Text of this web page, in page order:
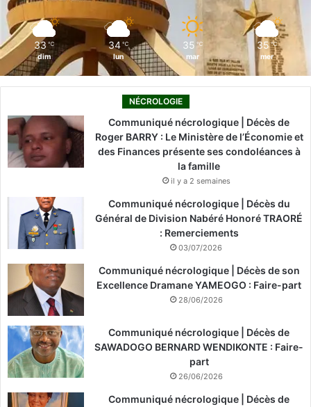
33 ℃
dim
34 ℃
lun
35 ℃
mar
35 ℃
mer
NÉCROLOGIE
Communiqué nécrologique | Décès de
Roger BARRY : Le Ministère de l’Économie et
des Finances présente ses condoléances à
la famille
il y a 2 semaines
Communiqué nécrologique | Décès du
Général de Division Nabéré Honoré TRAORÉ
: Remerciements
03/07/2026
Communiqué nécrologique | Décès de son
Excellence Dramane YAMEOGO : Faire-part
28/06/2026
Communiqué nécrologique | Décès de
SAWADOGO BERNARD WENDIKONTE : Faire-
part
26/06/2026
Communiqué nécrologique | Décès de